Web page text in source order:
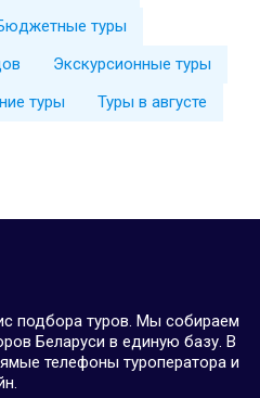
туры
Экскурсионные туры
туры Туры в августе
подбора туров. Мы собираем
Беларуси в единую базу. В
телефоны туроператора и